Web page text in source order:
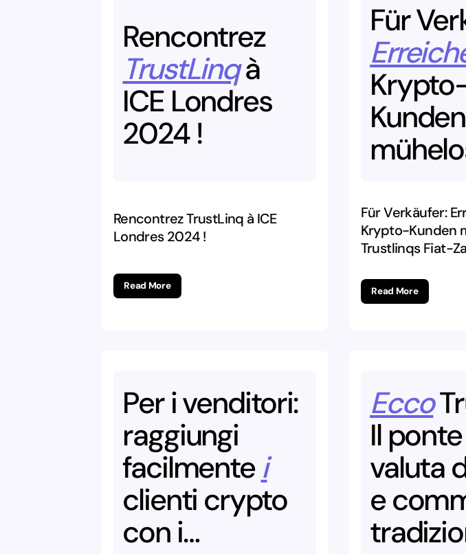
Rencontrez
TrustLinqà
ICE Londres
2024 !
Rencontrez TrustLinq à ICE
Londres 2024 !
Read More
Für
Kunden
Fiat-
Für Verkäufer:
Krypto-Kunden
Trustlinqs Fiat-
Read More
Perivenditori:
raggiungi
facilmente i
clienticrypto
coni
Ecco
Il ponte
valuta
e